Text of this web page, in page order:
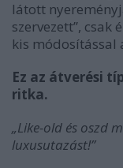
látott
szervezett”,
kis módosítással
Ez az átverési
ritka.
„Like-old és oszd
luxusutazást!”